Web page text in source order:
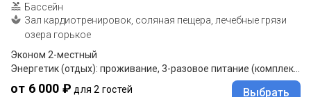
Бассейн
Зал кардиотренировок, соляная пещера, лечебные грязи
озера горькое
Эконом 2-местный
Энергетик (отдых): проживание, 3-разовое питание (комплексное).
от 6 000 ₽ для 2 гостей Выбрать